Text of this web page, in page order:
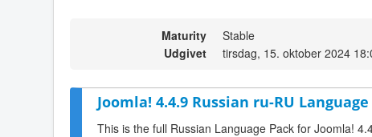
Maturity
Stable
Udgivet
tirsdag, 15. oktober 2024
Joomla! 4.4.9 Russian ru-RU
This is the full Russian Language Pack for Joomla!